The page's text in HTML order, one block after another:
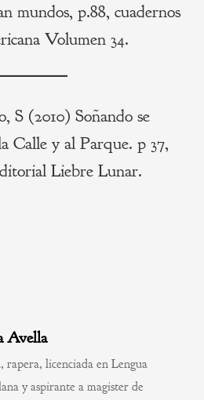
mundos, p.88, cuadernos
Volumen 34.
S (2010) Soñando se
Calle y al Parque. p 37,
Liebre Lunar.
Avella
rapera, licenciada en Lengua
y aspirante a magister de